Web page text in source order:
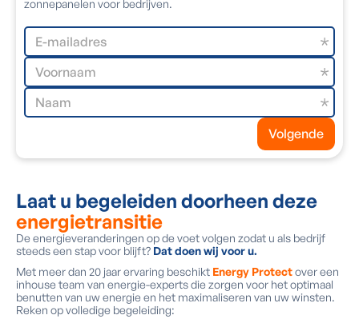
zonnepanelen voor bedrijven.
Volgende
Laat u begeleiden doorheen deze
energietransitie
De energieveranderingen op de voet volgen zodat u als bedrijf
steeds een stap voor blijft? Dat doen wij voor u.
Met meer dan 20 jaar ervaring beschikt Energy Protectover een
inhouse team van energie-experts die zorgen voor het optimaal
benutten van uw energie en het maximaliseren van uw winsten.
Reken op volledige begeleiding: